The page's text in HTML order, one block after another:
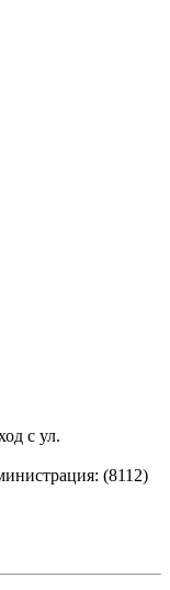
с ул.
(8112)